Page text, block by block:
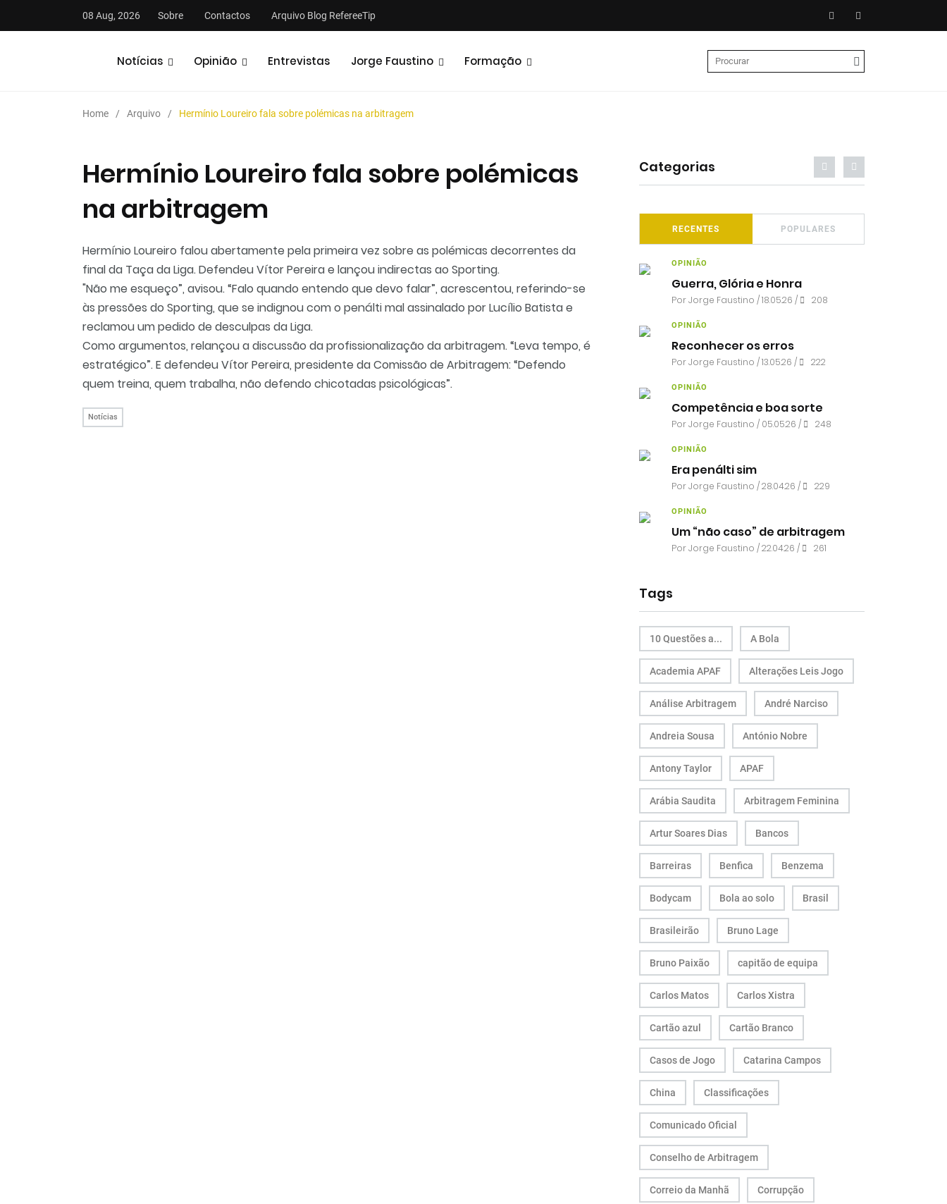
08 Aug, 2026 Sobre Contactos Arquivo Blog RefereeTip
Notícias Opinião Entrevistas Jorge Faustino Formação
Home Arquivo Hermínio Loureiro fala sobre polémicas na arbitragem
Hermínio Loureiro fala sobre polémicas
na arbitragem
Hermínio Loureiro falou abertamente pela primeira vez sobre as polémicas decorrentes da
final da Taça da Liga. Defendeu Vítor Pereira e lançou indirectas ao Sporting.
"Não me esqueço”, avisou. “Falo quando entendo que devo falar”, acrescentou, referindo-se
às pressões do Sporting, que se indignou com o penálti mal assinalado por Lucílio Batista e
reclamou um pedido de desculpas da Liga.
Como argumentos, relançou a discussão da profissionalização da arbitragem. “Leva tempo, é
estratégico”. E defendeu Vítor Pereira, presidente da Comissão de Arbitragem: “Defendo
quem treina, quem trabalha, não defendo chicotadas psicológicas”.
Notícias
Categorias
RECENTES POPULARES
OPINIÃO
Guerra, Glória e Honra
PorJorge Faustino / 18.05.26 / 208
OPINIÃO
Reconhecer os erros
PorJorge Faustino / 13.05.26 / 222
OPINIÃO
Competência e boa sorte
PorJorge Faustino / 05.05.26 / 248
OPINIÃO
Era penálti sim
PorJorge Faustino / 28.04.26 / 229
OPINIÃO
Um “não caso” de arbitragem
PorJorge Faustino / 22.04.26 / 261
Tags
10 Questões a... A Bola
Academia APAF Alterações Leis Jogo
Análise Arbitragem André Narciso
Andreia Sousa António Nobre
Antony Taylor APAF
Arábia Saudita Arbitragem Feminina
Artur Soares Dias Bancos
Barreiras Benfica Benzema
Bodycam Bola ao solo Brasil
Brasileirão Bruno Lage
Bruno Paixão capitão de equipa
Carlos Matos Carlos Xistra
Cartão azul Cartão Branco
Casos de Jogo Catarina Campos
China Classificações
Comunicado Oficial
Conselho de Arbitragem
Correio da Manhã Corrupção